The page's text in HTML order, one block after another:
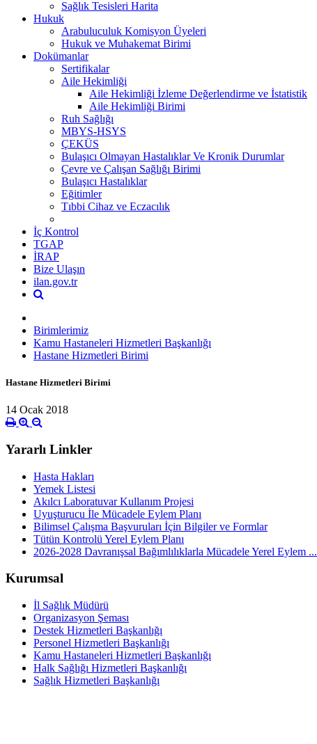
Sağlık Tesisleri Harita
Hukuk
Arabuluculuk Komisyon Üyeleri
Hukuk ve Muhakemat Birimi
Dokümanlar
Sertifikalar
Aile Hekimliği
Aile Hekimliği İzleme Değerlendirme ve İstatistik
Aile Hekimliği Birimi
Ruh Sağlığı
MBYS-HSYS
ÇEKÜS
Bulaşıcı Olmayan Hastalıklar Ve Kronik Durumlar
Çevre ve Çalışan Sağlığı Birimi
Bulaşıcı Hastalıklar
Eğitimler
Tıbbi Cihaz ve Eczacılık
İç Kontrol
TGAP
İRAP
Bize Ulaşın
ilan.gov.tr
Birimlerimiz
Kamu Hastaneleri Hizmetleri Başkanlığı
Hastane Hizmetleri Birimi
Hastane Hizmetleri Birimi
14 Ocak 2018
Yararlı Linkler
Hasta Hakları
Yemek Listesi
Akılcı Laboratuvar Kullanım Projesi
Uyuşturucu İle Mücadele Eylem Planı
Bilimsel Çalışma Başvuruları İçin Bilgiler ve Formlar
Tütün Kontrolü Yerel Eylem Planı
2026-2028 Davranışsal Bağımlılıklarla Mücadele Yerel Eylem ...
Kurumsal
İl Sağlık Müdürü
Organizasyon Şeması
Destek Hizmetleri Başkanlığı
Personel Hizmetleri Başkanlığı
Kamu Hastaneleri Hizmetleri Başkanlığı
Halk Sağlığı Hizmetleri Başkanlığı
Sağlık Hizmetleri Başkanlığı